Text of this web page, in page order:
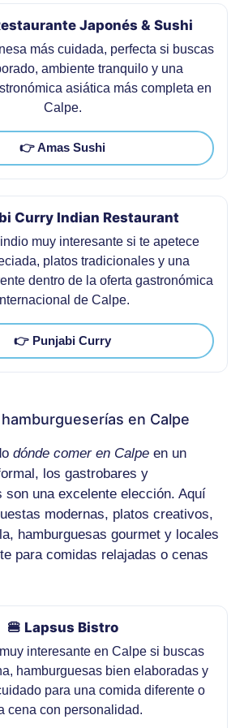
Japonés & Sushi
más cuidada, perfecta si buscas
ambiente tranquilo y una
asiática más completa en
Calpe.
👉 Amas Sushi
Curry Indian Restaurant
muy interesante si te apetece
platos tradicionales y una
dentro de la oferta gastronómica
de Calpe.
👉 Punjabi Curry
en Calpe
dónde comer en Calpe en un
los gastrobares y
son una excelente elección. Aquí
modernas, platos creativos,
hamburguesas gourmet y locales
para comidas relajadas o cenas
🍔 Lapsus Bistro
interesante en Calpe si buscas
hamburguesas bien elaboradas y
para una comida diferente o
cena con personalidad.